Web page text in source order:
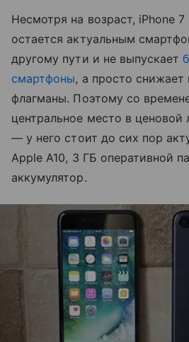
Несмотря на возраст, iPhone
остается актуальным
другому пути и не выпускает
смартфоны, а просто
флагманы. Поэтому со
центральное место в ценовой
— у него стоит до сих пор
Apple A10, 3 ГБ оперативной
аккумулятор.